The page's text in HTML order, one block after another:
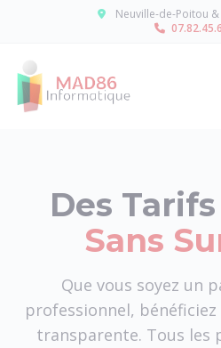
Neuville-de-Poitou
Des Tarifs
Sans
Que vous soyez un
professionnel,
transparente. Tous les
Panneau de gestion des cookies